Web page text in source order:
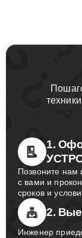
1.
Позвоните нам
с вами и
сроков и
2.
Инженер